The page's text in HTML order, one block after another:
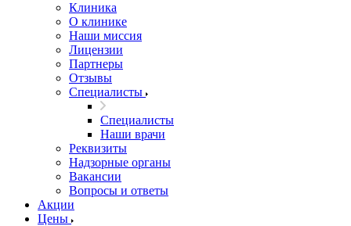
Клиника
О клинике
Наши миссия
Лицензии
Партнеры
Отзывы
Специалисты
Специалисты
Наши врачи
Реквизиты
Надзорные органы
Вакансии
Вопросы и ответы
Акции
Цены